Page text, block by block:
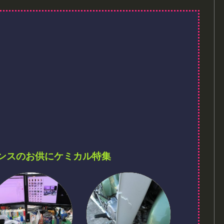
スのお供にケミカル特集